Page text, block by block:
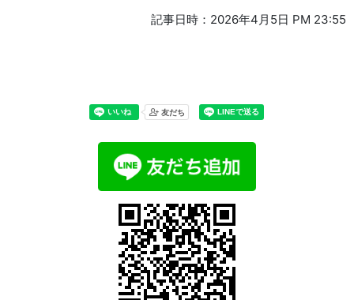
記事日時：2026年4月5日 PM 23:55